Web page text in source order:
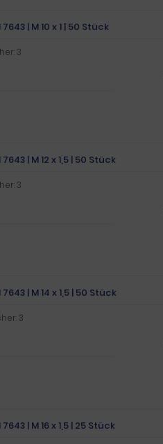
| M 10 x 1 | 50 Stück
3
| M 12 x 1,5 | 50 Stück
3
| M 14 x 1,5 | 50 Stück
3
| M 16 x 1,5 | 25 Stück